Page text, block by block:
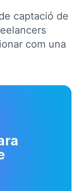
captació de
com una